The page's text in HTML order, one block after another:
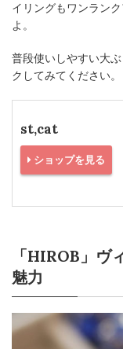
イリングもワンラン
よ。
普段使いしやすい大
クしてみてください。
st,cat
ショップを見る
「HIROB」ヴ
魅力